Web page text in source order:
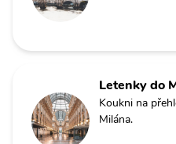
Letenky do
Koukni na
Milána.